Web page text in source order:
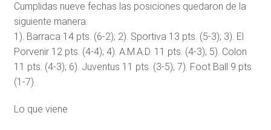
Cumplidas nueve fechas las posiciones quedaron de la
siguiente manera.
1). Barraca 14 pts. (6-2); 2). Sportiva 13 pts. (5-3); 3). El
Porvenir 12 pts. (4-4); 4). A.M.A.D. 11 pts. (4-3); 5). Colon
11 pts. (4-3); 6). Juventus 11 pts. (3-5); 7). Foot Ball 9 pts.
(1-7).
Lo que viene